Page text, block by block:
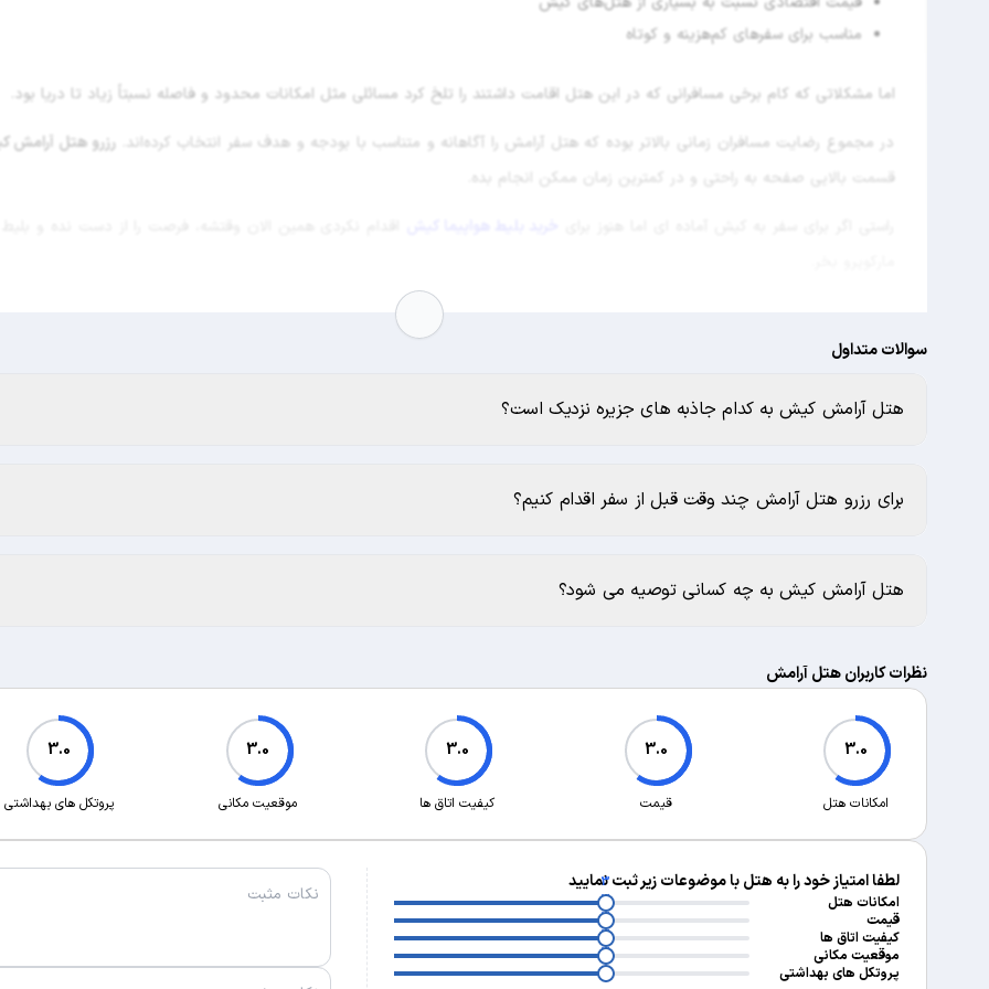
مناسب برای سفرهای کم‌هزینه و کوتاه
اما مشکلاتی که کام برخی مسافرانی که در این هتل اقامت داشتند را تلخ کرد مسائلی مثل امکانات محدود و فاصله نسبتاً زیاد تا دریا بود.
در مجموع رضایت مسافران زمانی بالاتر بوده که هتل آرامش را آگاهانه و متناسب با بودجه و هدف سفر انتخاب کرده‌اند. رزرو هتل آرامش
قسمت بالایی صفحه به راحتی و در کمترین زمان ممکن انجام بده.
سوالات متداول
هتل آرامش کیش به کدام جاذبه های جزیره نزدیک است؟
برای رزرو هتل آرامش چند وقت قبل از سفر اقدام کنیم؟
هتل آرامش کیش به چه کسانی توصیه می شود؟
نظرات کاربران هتل آرامش
3.0
امکانات هتل
3.0
قیمت
3.0
کیفیت اتاق ها
3.0
موقعیت مکانی
3.0
پروتکل های بهداشتی
لطفا امتیاز خود را به هتل با موضوعات زیر ثبت نمایید
امکانات هتل
3
قیمت
3
کیفیت اتاق ها
3
موقعیت مکانی
3
پروتکل های بهداشتی
3